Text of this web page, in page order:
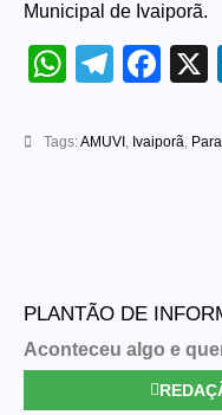
Municipal de Ivaiporã.
Tags:AMUVI , Ivaiporã,
PLANTÃO DE
Aconteceu algo e